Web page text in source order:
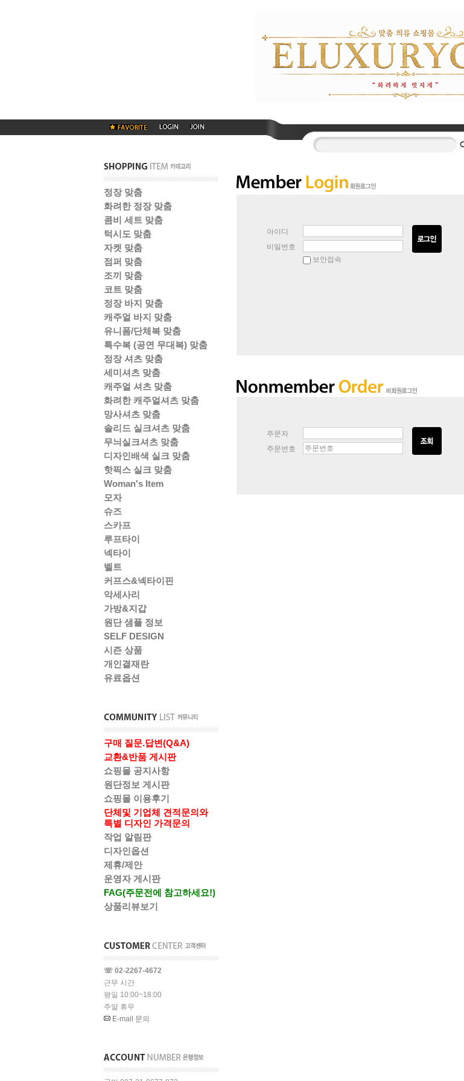
정장 맞춤
화려한 정장 맞춤
콤비 세트 맞춤
턱시도 맞춤
자켓 맞춤
점퍼 맞춤
조끼 맞춤
코트 맞춤
정장 바지 맞춤
캐주얼 바지 맞춤
유니폼/단체복 맞춤
특수복 (공연 무대복) 맞춤
정장 셔츠 맞춤
세미셔츠 맞춤
캐주얼 셔츠 맞춤
화려한 캐주얼셔츠 맞춤
망사셔츠 맞춤
솔리드 실크셔츠 맞춤
무늬실크셔츠 맞춤
디자인배색 실크 맞춤
핫픽스 실크 맞춤
Woman's Item
모자
슈즈
스카프
루프타이
넥타이
벨트
커프스&넥타이핀
악세사리
가방&지갑
원단 샘플 정보
SELF DESIGN
시즌 상품
개인결재란
유료옵션
구매 질문.답변(Q&A)
교환&반품 게시판
쇼핑몰 공지사항
원단정보 게시판
쇼핑몰 이용후기
단체및 기업체 견적문의와
특별 디자인 가격문의
작업 알림판
디자인옵션
제휴/제안
운영자 게시판
FAG(주문전에 참고하세요!)
상품리뷰보기
☏ 02-2267-4672
근무 시간
평일 10:00~18:00
주말 휴무
E-mail 문의
아이디
비밀번호
보안접속
주문자
주문번호